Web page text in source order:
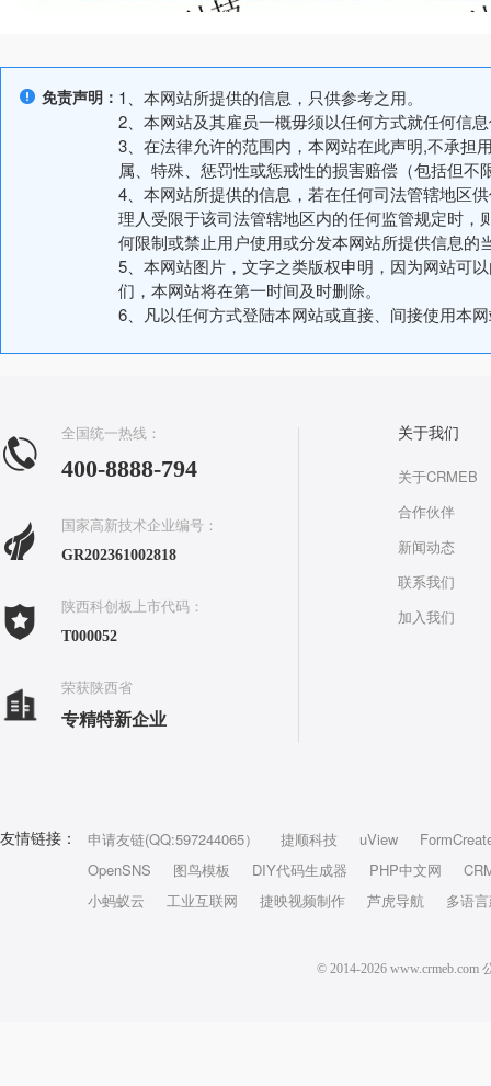
免责声明： 1、本网站所提供的信息，只供参考之用。
2、本网站及其雇员一概毋须以任何方式就任何信
3、在法律允许的范围内，本网站在此声明,不承担
属、特殊、惩罚性或惩戒性的损害赔偿（包括但
4、本网站所提供的信息，若在任何司法管辖地区
理人受限于该司法管辖地区内的任何监管规定时
何限制或禁止用户使用或分发本网站所提供信息的
5、本网站图片，文字之类版权申明，因为网站可
们，本网站将在第一时间及时删除。
6、凡以任何方式登陆本网站或直接、间接使用本
全国统一热线：
400-8888-794
国家高新技术企业编号：
GR202361002818
陕西科创板上市代码：
T000052
荣获陕西省
专精特新企业
关于我们
关于CRMEB
合作伙伴
新闻动态
联系我们
加入我们
友情链接： 申请友链(QQ:597244065） 捷顺科技 uView
OpenSNS
图鸟模板 DIY代码生成器 PHP中文网
小蚂蚁云
工业互联网 捷映视频制作 芦虎导航 多语
© 2014-2026